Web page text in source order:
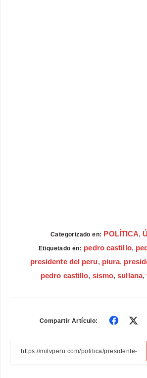
Categorizado en: POLÍTICA,
Etiquetado en: pedro castillo,
presidente del peru, piura,
pedro castillo, sismo,sullana,
Compartir Artículo:
Facebook